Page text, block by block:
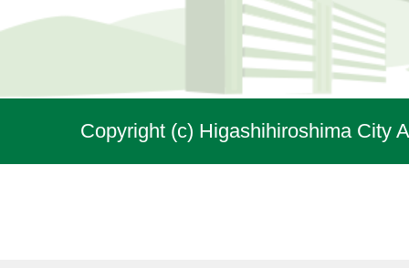
Copyright (c) Higashihiroshima City